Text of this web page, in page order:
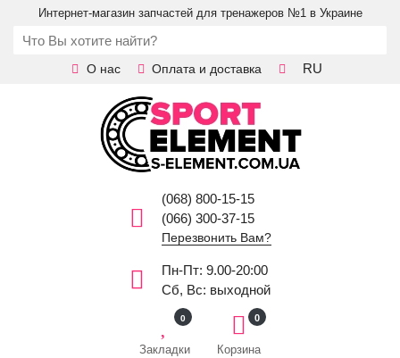
Интернет-магазин запчастей для тренажеров №1 в Украине
О нас Оплата и доставка RU
(068) 800-15-15
(066) 300-37-15
Перезвонить Вам?
Пн-Пт: 9.00-20:00
Сб, Вс: выходной
Закладки
0
Корзина
0